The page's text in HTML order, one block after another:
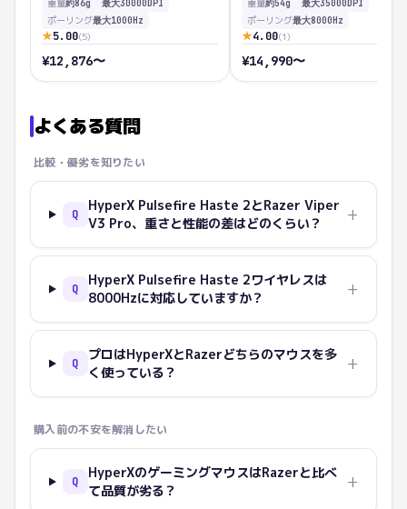
重量約86g 最大30000DPI
ポーリング最大1000Hz
★5.00(5)
¥12,876〜
重量約54g 最大35000DPI
ポーリング最大8000Hz
★4.00(1)
¥14,990〜
よくある質問
比較・優劣を知りたい
Q
HyperX Pulsefire Haste 2とRazer Viper
V3 Pro、重さと性能の差はどのくらい？
+
Q
HyperX Pulsefire Haste 2ワイヤレスは
8000Hzに対応していますか？
+
Q
プロはHyperXとRazerどちらのマウスを多
く使っている？
+
購入前の不安を解消したい
Q
HyperXのゲーミングマウスはRazerと比べ
て品質が劣る？
+